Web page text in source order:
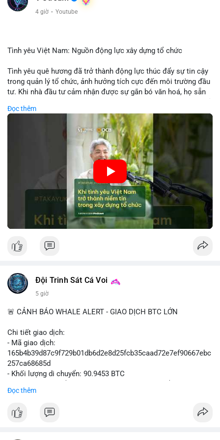
4 giờ · Youtube
Tình yêu Việt Nam: Nguồn động lực xây dựng tổ chức
Tình yêu quê hương đã trở thành động lực thúc đẩy sự tin cậy
trong quản lý tổ chức, ảnh hưởng tích cực đến môi trường đầu
tư. Khi nhà đầu tư cảm nhận được sự gắn bó văn hoá, họ sẵn
các công ty blockchain và tiền mã hoá. Sự tăng cường niềm
tin này giúp giảm rủi ro thị trường, cải thiện chi phí vốn và thúc
đẩy sự phát triển bền vững của ngành công nghệ tài chính. Các
nhà quản lý cần khai thác tinh thần này để xây dựng chiến lược
phát triển bền vững và thu hút vốn đầu tư.
🎥 Xem video trực tiếp tại:
Nguồn: VIETSUCCESS
Đọc thêm
Đội Trinh Sát Cá Voi
5 giờ
🚨 CẢNH BÁO WHALE ALERT - GIAO DỊCH BTC LỚN
Chi tiết giao dịch:
- Mã giao dịch:
165b4b39d87c9f729b01db6d2e8d25fcb35caad72e7ef90667ebc
257ca68685d
- Khối lượng di chuyển: 90.9453 BTC
USD)
Đọc thêm